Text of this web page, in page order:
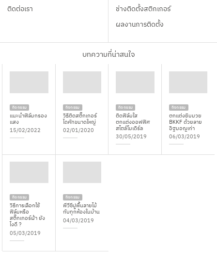
ติดต่อเรา
ช่างติดตั้งสติกเกอร์
ผลงานการติดตั้ง
บทความที่น่าสนใจ
กิจกรรม
แนะนำฟิล์มกรอง
แสง
15/02/2022
กิจกรรม
วิธีติดสติ๊กเกอร์
ไดคัทขนาดใหญ่
02/01/2020
กิจกรรม
ติดฟิล์มใส
ตกแต่งออฟฟิศ
สไตล์โมเดิร์ล
30/05/2019
กิจกรรม
ตกแต่งยิมมวย
BKKF ด้วยลาย
อิฐมอญเก่า
06/03/2019
กิจกรรม
วิธีการเลือกใช้
ฟิล์มหรือ
สติ๊กเกอร์ฝ้า ยัง
ไงดี ?
05/03/2019
กิจกรรม
พีวีซีปูพื้นลายไม้
กับทุกห้องในบ้าน
04/03/2019